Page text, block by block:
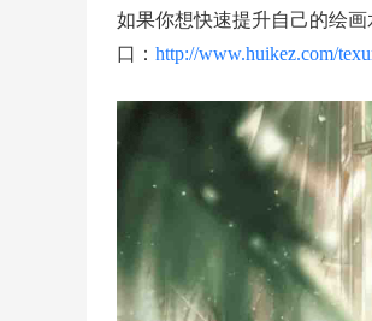
如果你想快速提升自己的绘
口： http://www.huikez.com/